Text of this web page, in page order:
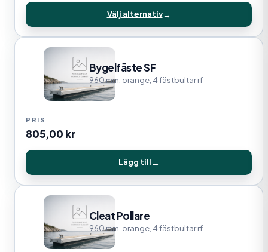
Välj alternativ
Bygelfäste SF
960 mm, orange, 4 fästbultar rf
805,00 kr
Lägg till
Cleat Pollare
960 mm, orange, 4 fästbultar rf